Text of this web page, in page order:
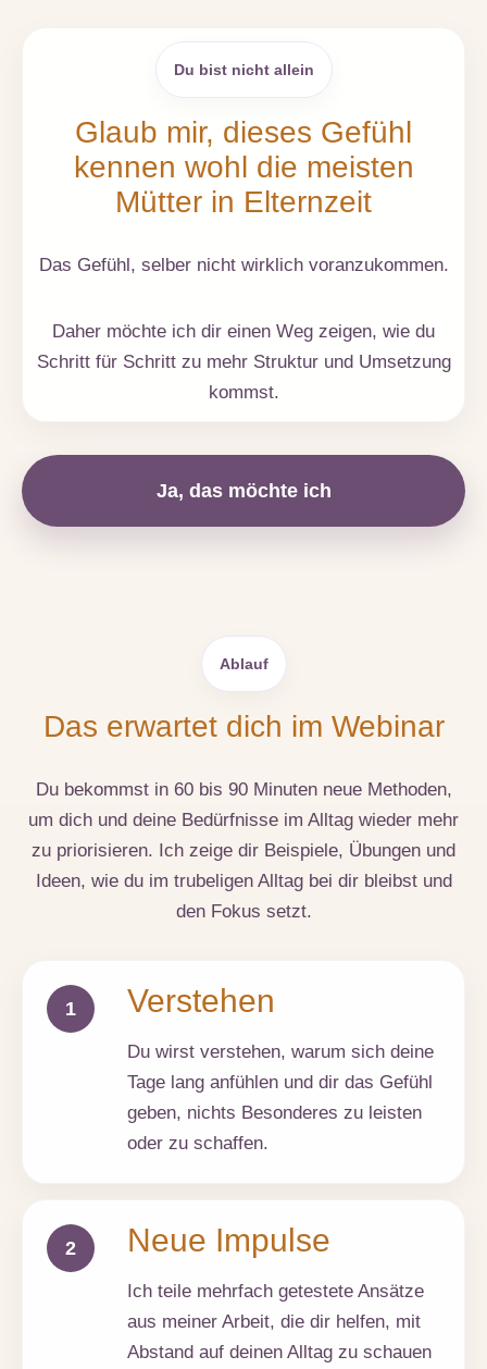
Du bist nicht allein
Glaub mir, dieses Gefühl
kennen wohl die meisten
Mütter in Elternzeit
Das Gefühl, selber nicht wirklich voranzukommen.
Daher möchte ich dir einen Weg zeigen, wie du
Schritt für Schritt zu mehr Struktur und Umsetzung
kommst.
Ja, das möchte ich
Ablauf
Das erwartet dich im Webinar
Du bekommst in 60 bis 90 Minuten neue Methoden,
um dich und deine Bedürfnisse im Alltag wieder mehr
zu priorisieren. Ich zeige dir Beispiele, Übungen und
Ideen, wie du im trubeligen Alltag bei dir bleibst und
den Fokus setzt.
1 Verstehen
Du wirst verstehen, warum sich deine
Tage lang anfühlen und dir das Gefühl
geben, nichts Besonderes zu leisten
oder zu schaffen.
2 Neue Impulse
Ich teile mehrfach getestete Ansätze
aus meiner Arbeit, die dir helfen, mit
Abstand auf deinen Alltag zu schauen